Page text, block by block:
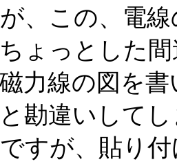
、この、電
ょっとした
力線の図を
勘違いして
すが、貼り